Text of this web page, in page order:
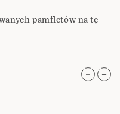
pamfletów na tę